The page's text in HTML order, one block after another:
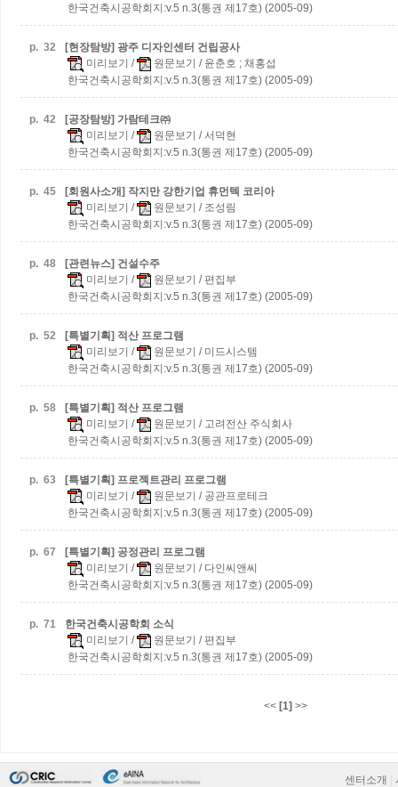
한국건축시공학회지:v.5 n.3(통권 제17호) (2005-09)
p. 32
[현장탐방] 광주 디자인센터 건립공사
미리보기 / 원문보기 / 윤춘호 ; 채홍섭
한국건축시공학회지:v.5 n.3(통권 제17호) (2005-09)
p. 42
[공장탐방] 가람테크㈜
미리보기 / 원문보기 / 서덕현
한국건축시공학회지:v.5 n.3(통권 제17호) (2005-09)
p. 45
[회원사소개] 작지만 강한기업 휴먼텍 코리아
미리보기 / 원문보기 / 조성림
한국건축시공학회지:v.5 n.3(통권 제17호) (2005-09)
p. 48
[관련뉴스] 건설수주
미리보기 / 원문보기 / 편집부
한국건축시공학회지:v.5 n.3(통권 제17호) (2005-09)
p. 52
[특별기획] 적산 프로그램
미리보기 / 원문보기 / 미드시스템
한국건축시공학회지:v.5 n.3(통권 제17호) (2005-09)
p. 58
[특별기획] 적산 프로그램
미리보기 / 원문보기 / 고려전산 주식회사
한국건축시공학회지:v.5 n.3(통권 제17호) (2005-09)
p. 63
[특별기획] 프로젝트관리 프로그램
미리보기 / 원문보기 / 공관프로테크
한국건축시공학회지:v.5 n.3(통권 제17호) (2005-09)
p. 67
[특별기획] 공정관리 프로그램
미리보기 / 원문보기 / 다인씨앤씨
한국건축시공학회지:v.5 n.3(통권 제17호) (2005-09)
p. 71
한국건축시공학회 소식
미리보기 / 원문보기 / 편집부
한국건축시공학회지:v.5 n.3(통권 제17호) (2005-09)
<< [1] >>
센터소개